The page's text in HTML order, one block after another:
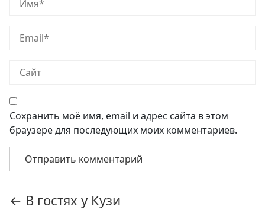
Сохранить моё имя, email и адрес сайта в этом
браузере для последующих моих комментариев.
по
← В гостях у Кузи